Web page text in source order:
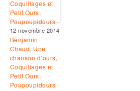
12 novembre 2014
Benjamin
Chaud, Une
chanson d’ours,
Coquillages et
Petit Ours,
Poupoupidours